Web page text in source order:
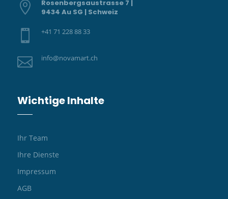

Rosenbergsaustrasse 7 |
9434 Au SG | Schweiz
 +41 71 228 88 33
 info@novamart.ch
Wichtige Inhalte
Ihr Team
Ihre Dienste
Impressum
AGB